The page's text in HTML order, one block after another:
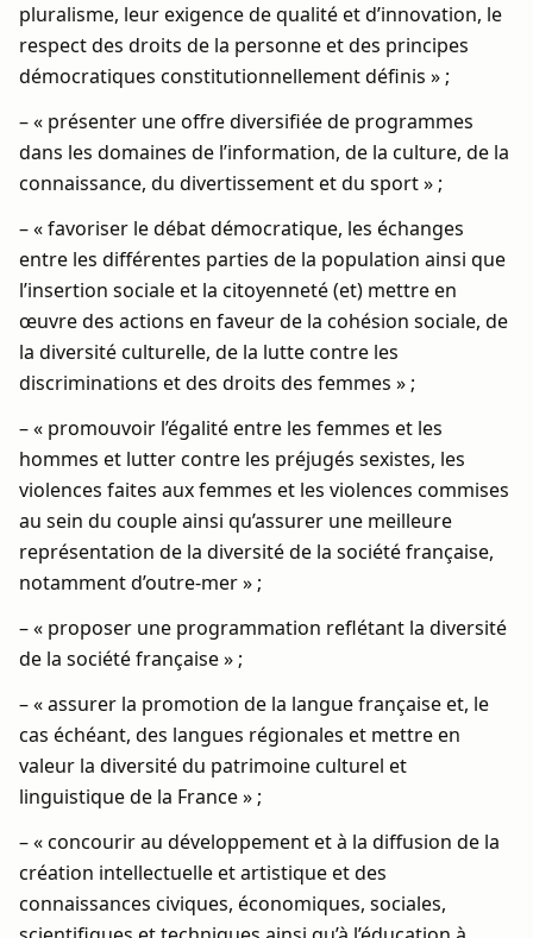
pluralisme, leur exigence de qualité et d’innovation, le
respect des droits de la personne et des principes
démocratiques constitutionnellement définis » ;
– « présenter une offre diversifiée de programmes
dans les domaines de l’information, de la culture, de la
connaissance, du divertissement et du sport » ;
– « favoriser le débat démocratique, les échanges
entre les différentes parties de la population ainsi que
l’insertion sociale et la citoyenneté (et) mettre en
œuvre des actions en faveur de la cohésion sociale, de
la diversité culturelle, de la lutte contre les
discriminations et des droits des femmes » ;
– « promouvoir l’égalité entre les femmes et les
hommes et lutter contre les préjugés sexistes, les
violences faites aux femmes et les violences commises
au sein du couple ainsi qu’assurer une meilleure
représentation de la diversité de la société française,
notamment d’outre-mer » ;
– « proposer une programmation reflétant la diversité
de la société française » ;
– « assurer la promotion de la langue française et, le
cas échéant, des langues régionales et mettre en
valeur la diversité du patrimoine culturel et
linguistique de la France » ;
– « concourir au développement et à la diffusion de la
création intellectuelle et artistique et des
connaissances civiques, économiques, sociales,